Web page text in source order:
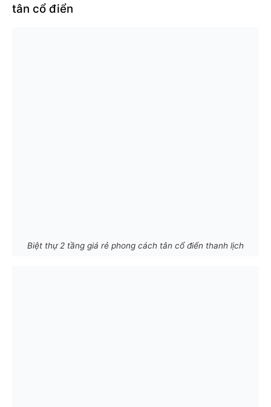
tân cổ điển
Biệt thự 2 tầng giá rẻ phong cách tân cổ điển thanh lịch